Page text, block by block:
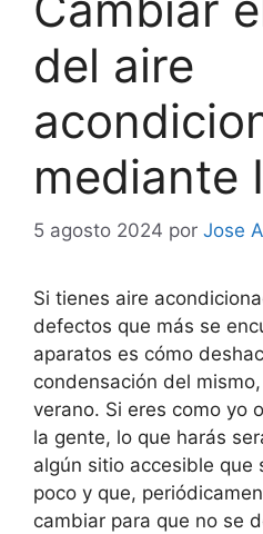
del aire
mediante
5 agosto 2024 por Jose
Si tienes aire
defectos que más se
aparatos es cómo
condensación del
verano. Si eres como yo
la gente, lo que harás
algún sitio accesible que
poco y que,
cambiar para que no se